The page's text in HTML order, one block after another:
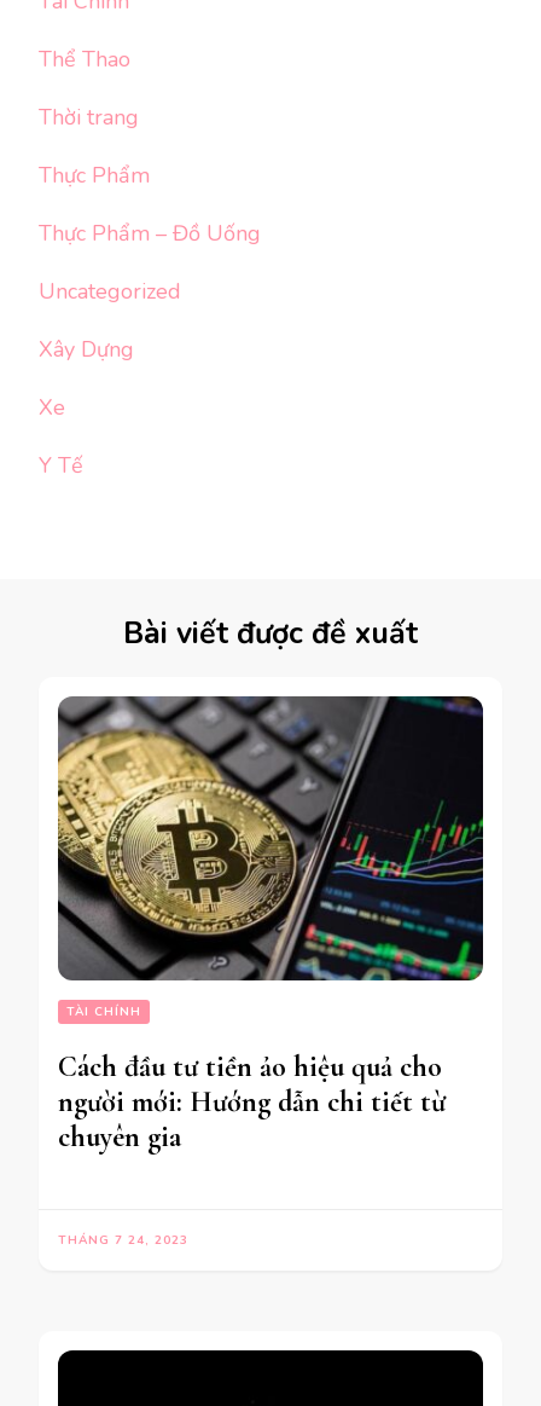
Thể Thao
Thời trang
Thực Phẩm
Thực Phẩm – Đồ Uống
Uncategorized
Xây Dựng
Xe
Y Tế
Bài viết được đề xuất
TÀI CHÍNH
Cách đầu tư tiền ảo hiệu quả cho
người mới: Hướng dẫn chi tiết từ
chuyên gia
THÁNG 7 24, 2023